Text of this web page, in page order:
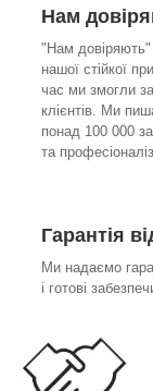
Нам
"Нам довіряють"
нашої стійкої
час ми змогли
клієнтів. Ми
понад 100 000
та
Гарантія
Ми надаємо
і готові